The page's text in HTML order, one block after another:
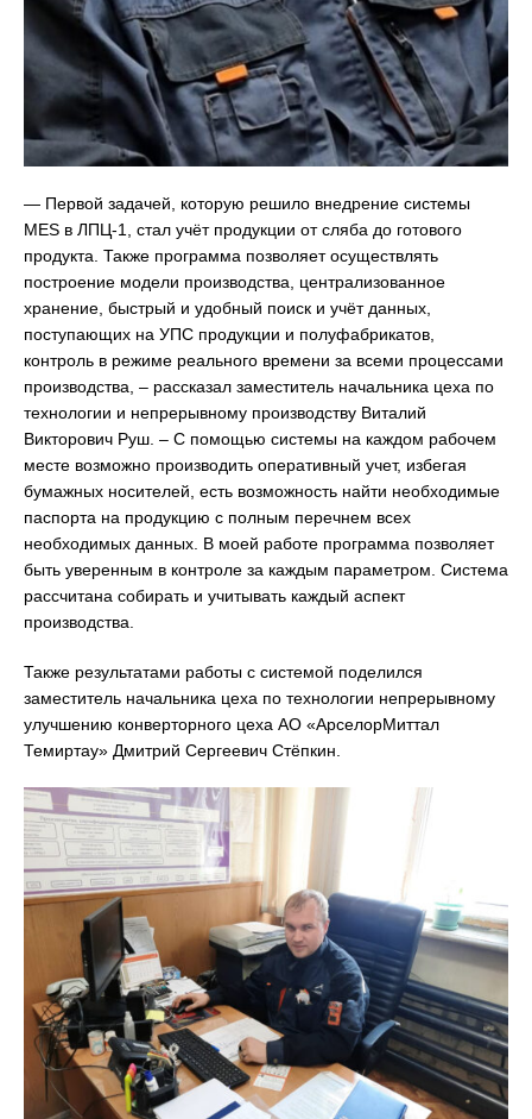
— Первой задачей, которую решило внедрение системы
MES в ЛПЦ-1, стал учёт продукции от сляба до готового
продукта. Также программа позволяет осуществлять
построение модели производства, централизованное
хранение, быстрый и удобный поиск и учёт данных,
поступающих на УПС продукции и полуфабрикатов,
контроль в режиме реального времени за всеми процессами
производства, – рассказал заместитель начальника цеха по
технологии и непрерывному производству Виталий
Викторович Руш. – С помощью системы на каждом рабочем
месте возможно производить оперативный учет, избегая
бумажных носителей, есть возможность найти необходимые
паспорта на продукцию с полным перечнем всех
необходимых данных. В моей работе программа позволяет
быть уверенным в контроле за каждым параметром. Система
рассчитана собирать и учитывать каждый аспект
производства.
Также результатами работы с системой поделился
заместитель начальника цеха по технологии непрерывному
улучшению конверторного цеха АО «АрселорМиттал
Темиртау» Дмитрий Сергеевич Стёпкин.